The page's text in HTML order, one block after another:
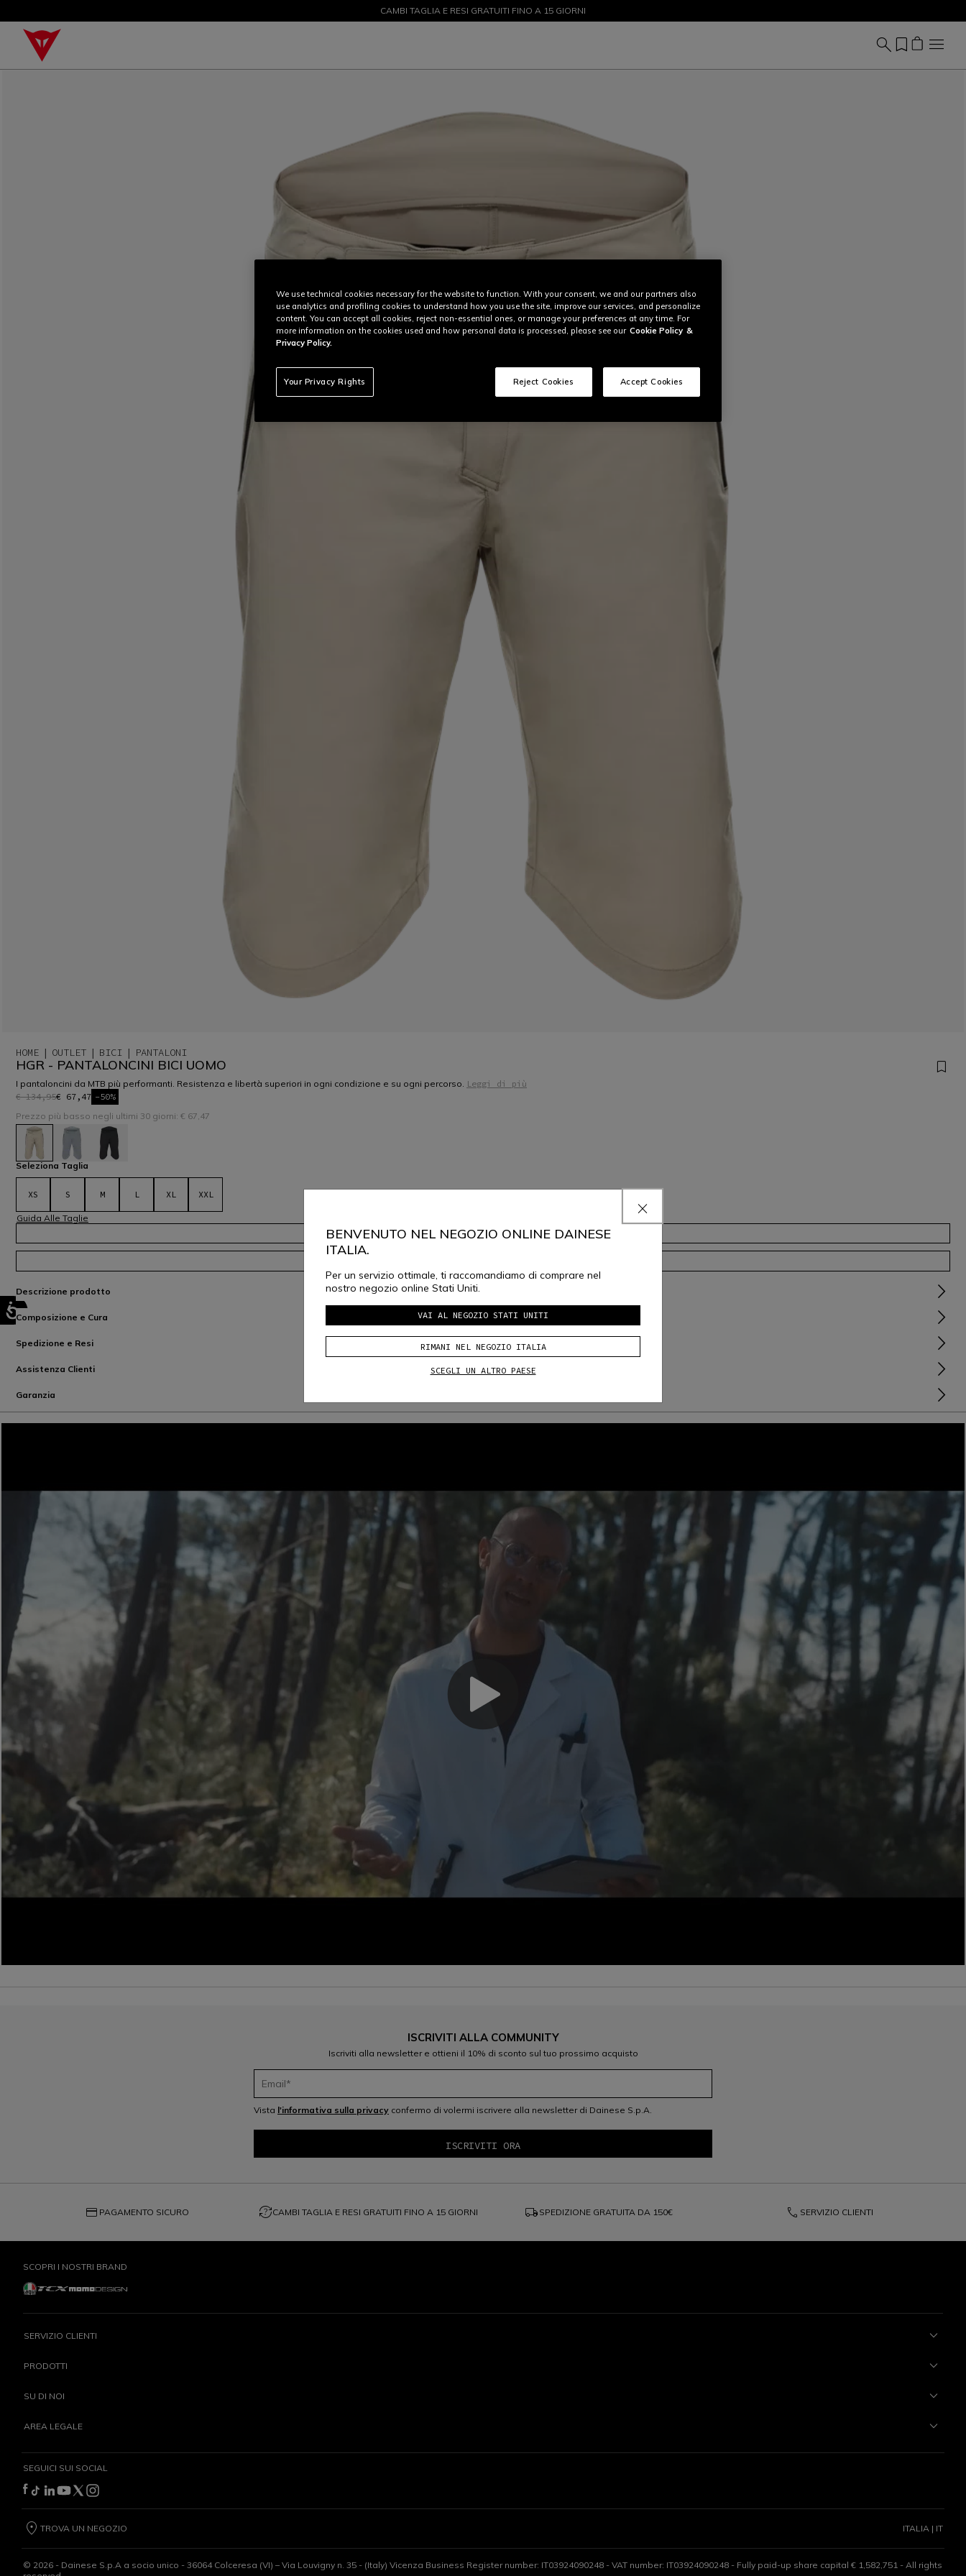
SALDI FINO AL 50% - ACQUISTA ORA
CAMBI TAGLIA E RESI GRATUITI FINO A 15 GIORNI
HOME OUTLET BICI PANTALONI
HGR - PANTALONCINI BICI UOMO
I pantaloncini da MTB più performanti. Resistenza e libertà superiori in ogni condizione e su ogni percorso. Leggi di più
€ 134,95€ 67,47 -50%
Prezzo più basso negli ultimi 30 giorni: € 67,47
selezionato
Seleziona Taglia
XS S M L XL XXL
Guida Alle Taglie
SELEZIONA LA TAGLIA
Descrizione prodotto
Composizione e Cura
Spedizione e Resi
Assistenza Clienti
Garanzia
ISCRIVITI ALLA COMMUNITY
Iscriviti alla newsletter e ottieni il 10% di sconto sul tuo prossimo acquisto
Vista l'informativa sulla privacy confermo di volermi iscrivere alla newsletter di Dainese S.p.A.
credit_card PAGAMENTO SICURO question_exchangeCAMBI TAGLIA E RESI GRATUITI FINO A 15 GIORNI local_shipping SPEDIZIONE GRATUITA DA 150€ phone SERVIZIO CLIENTI
SCOPRI I NOSTRI BRAND
SERVIZIO CLIENTI
PRODOTTI
SU DI NOI
AREA LEGALE
SEGUICI SUI SOCIAL
TROVA UN NEGOZIO ITALIA | IT
© 2026 - Dainese S.p.A a socio unico - 36064 Colceresa (VI) – Via Louvigny n. 35 - (Italy) Vicenza Business Register number: IT03924090248 - VAT number: IT03924090248 - Fully paid-up share capital € 1,582,751 - All rights
BENVENUTO NEL NEGOZIO ONLINE DAINESE
ITALIA.
Per un servizio ottimale, ti raccomandiamo di comprare nel
nostro negozio online Stati Uniti.
VAI AL NEGOZIO STATI UNITI
RIMANI NEL NEGOZIO ITALIA
SCEGLI UN ALTRO PAESE
We use technical cookies necessary for the website to function. With your consent, we and our partners also
use analytics and profiling cookies to understand how you use the site, improve our services, and personalize
content. You can accept all cookies, reject non-essential ones, or manage your preferences at any time. For
more information on the cookies used and how personal data is processed, please see our Cookie Policy &
Privacy Policy.
Your Privacy Rights Reject Cookies Accept Cookies